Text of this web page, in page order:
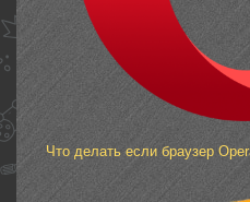
Что делать если браузер